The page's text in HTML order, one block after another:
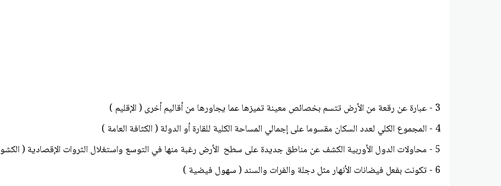
3 - عبارة عن رقعة من الأرض تتسم بخصائص معينة تميزها عما يجاورها من أقاليم أخرى ( الإقليم )
4 - المجموع الكلي لعدد السكان مقسوما على إجمالي المساحة الكلية للقارة أو الدولة ( الكثافة العامة )
5 - محاولات الدول الأوربية الكشف عن مناطق جديدة على سطح الأرض رغبة منها في التوسع واستغلال الثروات الإقصادية ( الكشوف الجغرافية )
6 - تكونت بفعل فيضانات الأنهار مثل دجلة والفرات والسند ( سهول فيضية )